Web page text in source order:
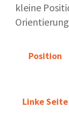
kleine
Position
Linke Seite
Position
Linke Seite